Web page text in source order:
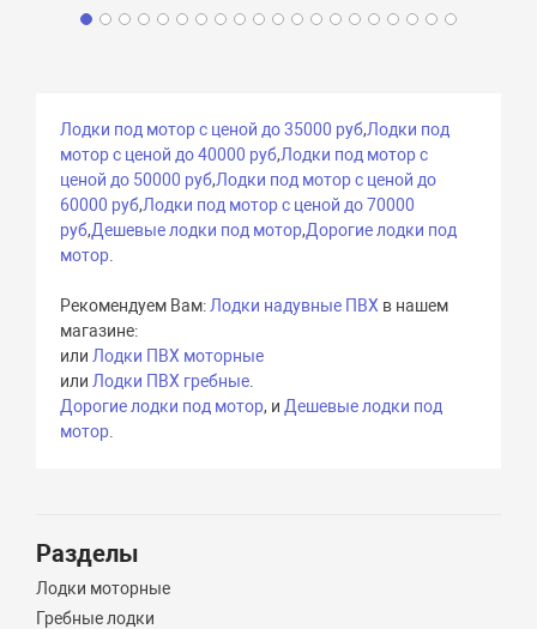
Лодки под мотор с ценой до 35000 руб,Лодки под
мотор с ценой до 40000 руб,Лодки под мотор с
ценой до 50000 руб,Лодки под мотор с ценой до
60000 руб,Лодки под мотор с ценой до 70000
руб,Дешевые лодки под мотор,Дорогие лодки под
мотор
Рекомендуем Вам: Лодки надувные ПВХ в нашем
магазине:
или Лодки ПВХ моторные
или Лодки ПВХ гребные
Дорогие лодки под мотор, и Дешевые лодки под
мотор
Разделы
Лодки моторные
Гребные лодки